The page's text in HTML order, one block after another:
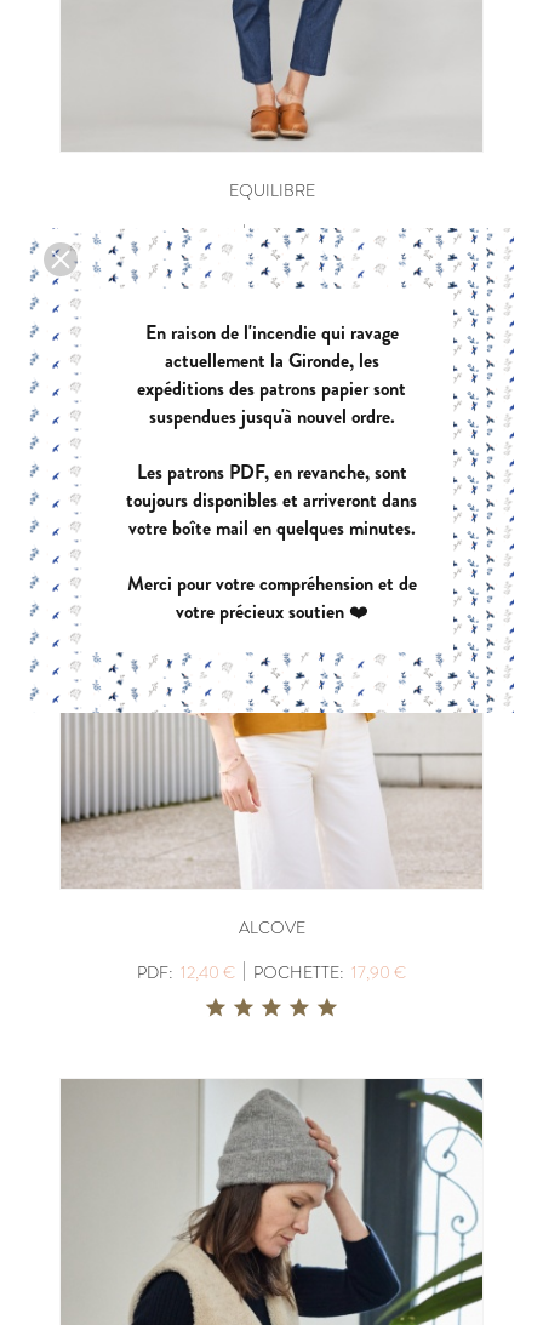
EQUILIBRE
PDF:
12,90 € |POCHETTE: 17,90 €
ALCOVE
PDF: 12,40 € | POCHETTE: 17,90 €
En raison de l'incendie qui ravage
actuellement la Gironde, les
expéditions des patrons papier sont
suspendues jusqu'à nouvel ordre.
Les patrons PDF, en revanche, sont
toujours disponibles et arriveront dans
votre boîte mail en quelques minutes.
Merci pour votre compréhension et de
votre précieux soutien ❤️